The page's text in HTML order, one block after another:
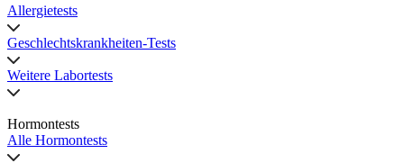
Allergietests
Geschlechtskrankheiten-Tests
Weitere Labortests
Hormontests
Alle Hormontests